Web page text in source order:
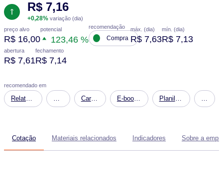
R$ 7,16
+0,28% variação (dia)
preço alvo
R$ 16,00
potencial
123,46 %
recomendação
Compra
máx. (dia)
R$ 7,63
mín. (dia)
R$ 7,13
abertura
R$ 7,61
fechamento
R$ 7,14
recomendado em
Relatório
em
Carteira
Carteira
E-book
Planilha
Cotação Materiais relacionados Indicadores Sobre a